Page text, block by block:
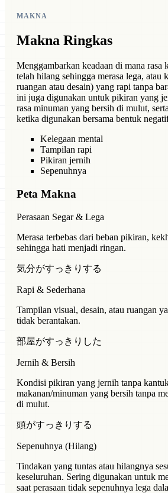
MAKNA
Makna Ringkas
Menggambarkan keadaan di mana rasa
telah hilang sehingga merasa lega, atau
ruangan atau desain) yang rapi tanpa
ini juga digunakan untuk pikiran yang
rasa minuman yang bersih di mulut,
ketika digunakan bersama bentuk
Kelegaan mental
Tampilan rapi
Pikiran jernih
Sepenuhnya
Peta Makna
Perasaan Segar & Lega
Merasa terbebas dari beban pikiran,
sehingga hati menjadi ringan.
気分がすっきりする
Rapi & Sederhana
Tampilan visual, desain, atau ruangan
tidak berantakan.
部屋がすっきりした
Jernih & Bersih
Kondisi pikiran yang jernih tanpa
makanan/minuman yang bersih tanpa
di mulut.
頭がすっきりする
Sepenuhnya (Hilang)
Tindakan yang tuntas atau hilangnya
keseluruhan. Sering digunakan untuk
saat perasaan tidak sepenuhnya lega